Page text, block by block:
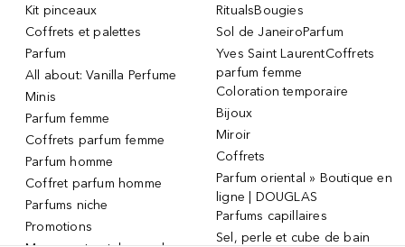
Kit pinceaux
Coffrets et palettes
Parfum
All about: Vanilla Perfume
Minis
Parfum femme
Coffrets parfum femme
Parfum homme
Coffret parfum homme
Parfums niche
Promotions
RitualsBougies
Sol de JaneiroParfum
Yves Saint LaurentCoffrets
parfum femme
Coloration temporaire
Bijoux
Miroir
Coffrets
Parfum oriental » Boutique en
ligne | DOUGLAS
Parfums capillaires
Sel, perle et cube de bain